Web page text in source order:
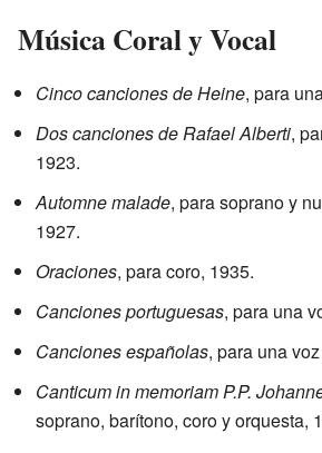
Música Coral y Vocal
Cinco canciones de Heine, para
Dos canciones de Rafael Alberti,
1923.
Automne malade, para soprano y
1927.
Oraciones, para coro, 1935.
Canciones portuguesas, para una
Canciones españolas, para una
Canticum in memoriam P.P.
soprano, barítono, coro y orquesta,